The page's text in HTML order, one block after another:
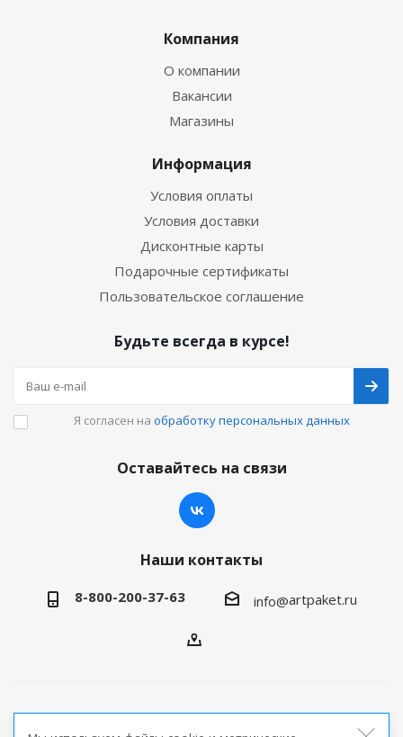
Компания
О компании
Вакансии
Магазины
Информация
Условия оплаты
Условия доставки
Дисконтные карты
Подарочные сертификаты
Пользовательское соглашение
Будьте всегда в курсе!
Я согласен на обработку персональных данных
Оставайтесь на связи
Наши контакты
8-800-200-37-63 info@artpaket.ru